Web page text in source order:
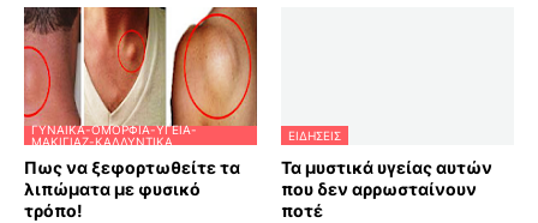
ΓΥΝΑΊΚΑ-ΟΜΟΡΦΙΆ-ΥΓΕΊΑ-
ΜΑΚΙΓΙΆΖ-ΚΑΛΛΥΝΤΙΚΆ
Πως να ξεφορτωθείτε τα
λιπώματα με φυσικό
τρόπο!
ΕΙΔΗΣΕΙΣ
Τα μυστικά υγείας αυτών
που δεν αρρωσταίνουν
ποτέ